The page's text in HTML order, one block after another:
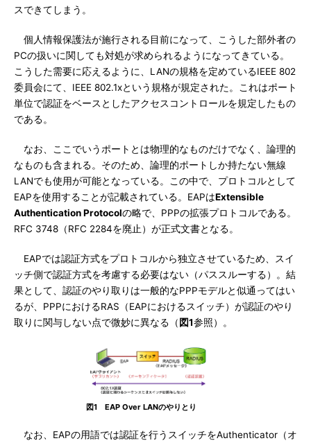
スできてしまう。
個人情報保護法が施行される目前になって、こうした部外者の
PCの扱いに関しても対処が求められるようになってきている。
こうした需要に応えるように、LANの規格を定めているIEEE 802
委員会にて、IEEE 802.1xという規格が規定された。これはポート
単位で認証をベースとしたアクセスコントロールを規定したもの
である。
なお、ここでいうポートとは物理的なものだけでなく、論理的
なものも含まれる。そのため、論理的ポートしか持たない無線
LANでも使用が可能となっている。この中で、プロトコルとして
EAPを使用することが記載されている。EAPはExtensible
Authentication Protocolの略で、PPPの拡張プロトコルである。
RFC 3748（RFC 2284を廃止）が正式文書となる。
EAPでは認証方式をプロトコルから独立させているため、スイ
ッチ側で認証方式を考慮する必要はない（パススルーする）。結
果として、認証のやり取りは一般的なPPPモデルと似通ってはい
るが、PPPにおけるRAS（EAPにおけるスイッチ）が認証のやり
取りに関与しない点で微妙に異なる（ 図1参照）。
図1 EAP Over LANのやりとり
なお、EAPの用語では認証を行うスイッチをAuthenticator（オ